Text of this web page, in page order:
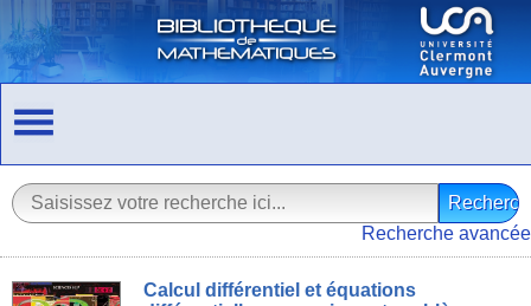
Recherche avancée
Calcul différentiel et équations